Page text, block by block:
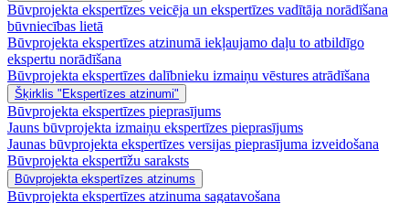
Būvprojekta ekspertīzes veicēja un ekspertīzes vadītāja norādīšana
būvniecības lietā
Būvprojekta ekspertīzes atzinumā iekļaujamo daļu to atbildīgo
ekspertu norādīšana
Būvprojekta ekspertīzes dalībnieku izmaiņu vēstures atrādīšana
Šķirklis "Ekspertīzes atzinumi"
Būvprojekta ekspertīzes pieprasījums
Jauns būvprojekta izmaiņu ekspertīzes pieprasījums
Jaunas būvprojekta ekspertīzes versijas pieprasījuma izveidošana
Būvprojekta ekspertīžu saraksts
Būvprojekta ekspertīzes atzinums
Būvprojekta ekspertīzes atzinuma sagatavošana